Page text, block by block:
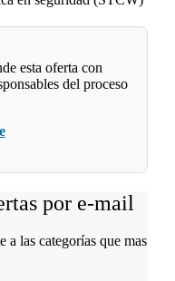
esta oferta con
del proceso
por e-mail
a las categorías que mas